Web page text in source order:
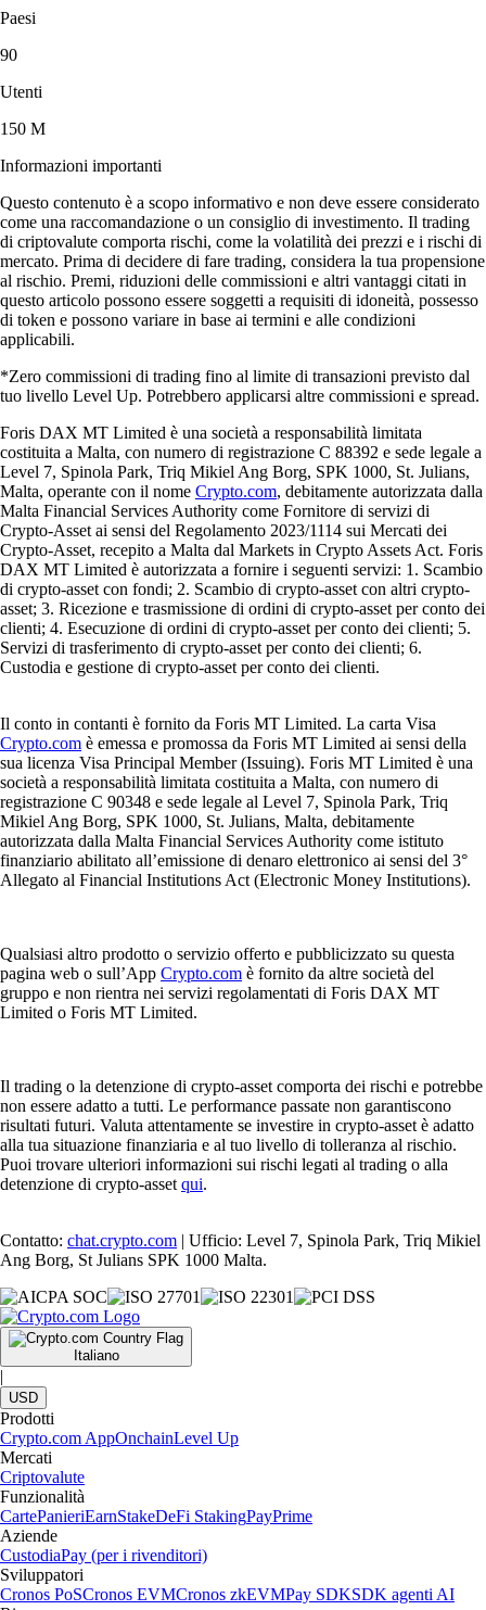
Paesi
90
Utenti
150 M
Informazioni importanti
Questo contenuto è a scopo informativo e non deve essere considerato
come una raccomandazione o un consiglio di investimento. Il trading
di criptovalute comporta rischi, come la volatilità dei prezzi e i rischi di
mercato. Prima di decidere di fare trading, considera la tua propensione
al rischio. Premi, riduzioni delle commissioni e altri vantaggi citati in
questo articolo possono essere soggetti a requisiti di idoneità, possesso
di token e possono variare in base ai termini e alle condizioni
applicabili.
*Zero commissioni di trading fino al limite di transazioni previsto dal
tuo livello Level Up. Potrebbero applicarsi altre commissioni e spread.
Foris DAX MT Limited è una società a responsabilità limitata
costituita a Malta, con numero di registrazione C 88392 e sede legale a
Level 7, Spinola Park, Triq Mikiel Ang Borg, SPK 1000, St. Julians,
Malta, operante con il nome Crypto.com, debitamente autorizzata dalla
Malta Financial Services Authority come Fornitore di servizi di
Crypto-Asset ai sensi del Regolamento 2023/1114 sui Mercati dei
Crypto-Asset, recepito a Malta dal Markets in Crypto Assets Act. Foris
DAX MT Limited è autorizzata a fornire i seguenti servizi: 1. Scambio
di crypto-asset con fondi; 2. Scambio di crypto-asset con altri crypto-
asset; 3. Ricezione e trasmissione di ordini di crypto-asset per conto dei
clienti; 4. Esecuzione di ordini di crypto-asset per conto dei clienti; 5.
Servizi di trasferimento di crypto-asset per conto dei clienti; 6.
Custodia e gestione di crypto-asset per conto dei clienti.
Il conto in contanti è fornito da Foris MT Limited. La carta Visa
Crypto.com è emessa e promossa da Foris MT Limited ai sensi della
sua licenza Visa Principal Member (Issuing). Foris MT Limited è una
società a responsabilità limitata costituita a Malta, con numero di
registrazione C 90348 e sede legale al Level 7, Spinola Park, Triq
Mikiel Ang Borg, SPK 1000, St. Julians, Malta, debitamente
autorizzata dalla Malta Financial Services Authority come istituto
finanziario abilitato all’emissione di denaro elettronico ai sensi del 3°
Allegato al Financial Institutions Act (Electronic Money Institutions).
Qualsiasi altro prodotto o servizio offerto e pubblicizzato su questa
pagina web o sull’App Crypto.com è fornito da altre società del
gruppo e non rientra nei servizi regolamentati di Foris DAX MT
Limited o Foris MT Limited.
Il trading o la detenzione di crypto-asset comporta dei rischi e potrebbe
non essere adatto a tutti. Le performance passate non garantiscono
risultati futuri. Valuta attentamente se investire in crypto-asset è adatto
alla tua situazione finanziaria e al tuo livello di tolleranza al rischio.
Puoi trovare ulteriori informazioni sui rischi legati al trading o alla
detenzione di crypto-asset qui.
Contatto: chat.crypto.com | Ufficio: Level 7, Spinola Park, Triq Mikiel
Ang Borg, St Julians SPK 1000 Malta.
Italiano
|
USD
Prodotti
Crypto.com AppOnchainLevel Up
Mercati
Criptovalute
Funzionalità
CartePanieriEarnStakeDeFi StakingPayPrime
Aziende
CustodiaPay (per i rivenditori)
Sviluppatori
Cronos PoSCronos EVMCronos zkEVMPay SDKSDK agenti AI